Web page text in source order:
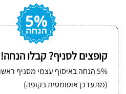
קופצים לסניף? קבלו הנחה!
5% הנחה באיסוף עצמי מסניף ראשון לציון
(מתעדכן אוטומטית בקופה)